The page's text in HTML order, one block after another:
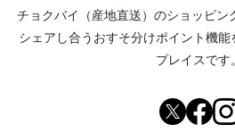
チョクバイ（産地直送） のショッピン
シェアし合う おすそ分けポイント機能
プレイスです